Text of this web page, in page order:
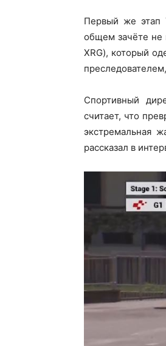
Первый же этап
общем зачёте не
XRG), который
Спортивный
считает, что
экстремальная
рассказал в